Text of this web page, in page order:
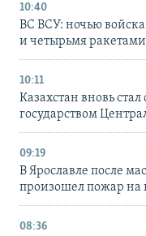
10:40
ВС ВСУ: ночью
и четырьмя
10:11
Казахстан вновь
государством
09:19
В Ярославле после
произошел пожар
08:36